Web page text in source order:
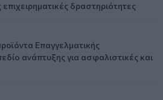
δραστηριότητες
Επαγγελματικής
ανάπτυξης για ασφαλιστικές και